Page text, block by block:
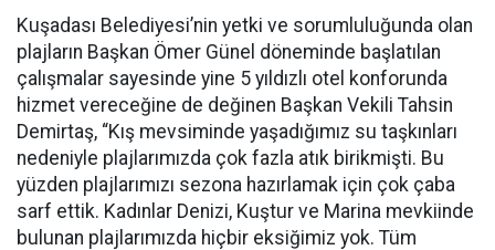
Kuşadası Belediyesi’nin yetki ve sorumluluğunda olan
plajların Başkan Ömer Günel döneminde başlatılan
çalışmalar sayesinde yine 5 yıldızlı otel konforunda
hizmet vereceğine de değinen Başkan Vekili Tahsin
Demirtaş, “Kış mevsiminde yaşadığımız su taşkınları
nedeniyle plajlarımızda çok fazla atık birikmişti. Bu
yüzden plajlarımızı sezona hazırlamak için çok çaba
sarf ettik. Kadınlar Denizi, Kuştur ve Marina mevkiinde
bulunan plajlarımızda hiçbir eksiğimiz yok. Tüm